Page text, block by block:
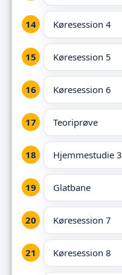
Køresession 4
Køresession 5
Køresession 6
Teoriprøve
Hjemmestudie 3
Glatbane
Køresession 7
Køresession 8